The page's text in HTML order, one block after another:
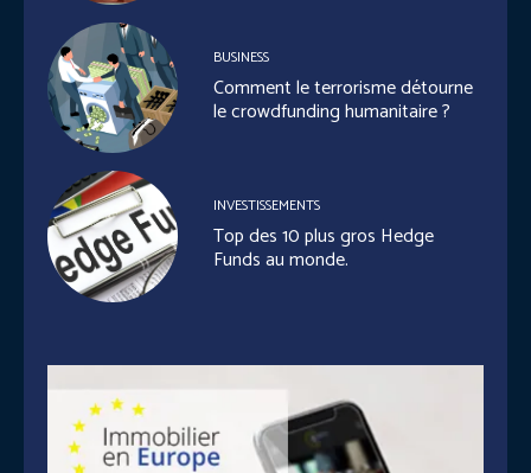
BUSINESS
Comment le terrorisme détourne
le crowdfunding humanitaire ?
INVESTISSEMENTS
Top des 10 plus gros Hedge
Funds au monde.